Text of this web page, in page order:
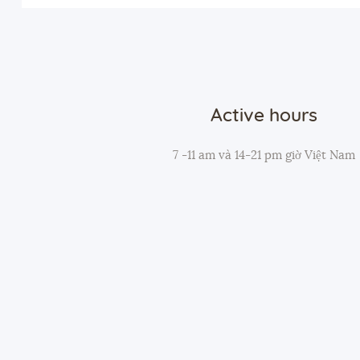
Active hours
7 -11 am và 14-21 pm giờ Việt Nam